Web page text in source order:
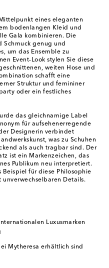
eines eleganten
bodenlangen Kleid und
Gala kombinieren. Die
Schmuck genug und
um das Ensemble zu
Event-Look stylen Sie diese
weiten Hose und
schafft eine
Struktur und femininer
oder ein festliches
das gleichnamige Label
für aufsehenerregende
Designerin verbindet
was zu Schuhen
als auch tragbar sind. Der
ist ein Markenzeichen, das
Publikum neu interpretiert.
Beispiel für diese Philosophie
Details.
Luxusmarken
Mytheresa erhältlich sind